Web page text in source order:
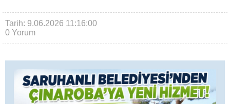
Tarih: 9.06.2026 11:16:00
0 Yorum